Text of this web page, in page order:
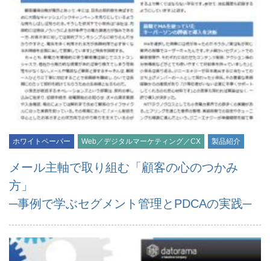
ホワイトペーパー Web／デジタルマーケティング／CX 製品紹介
メール主軸で取り組む「顧客の心のつかみ
方」
─事例で学ぶセグメント管理とPDCAの実践─